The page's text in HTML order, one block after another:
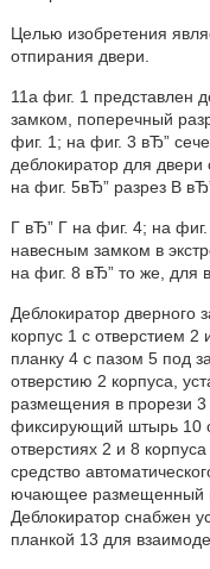
Целью изобретения
отпирания двери.
11а фиг. 1 представлен
замком, поперечный
фиг. 1; на фиг. 3 вЂ”
деблокиратор для
на фиг. 5вЂ” разрез В
Г вЂ” Г на фиг. 4; на
навесным замком в
на фиг. 8 вЂ” то же, для
Деблокиратор дверного
корпус 1 с отверстием
планку 4 с пазом 5 под
отверстию 2 корпуса,
размещения в прорези
фиксирующий штырь 10
отверстиях 2 и 8
средство
ючающее размещенный в
Деблокиратор снабжен
планкой 13 для